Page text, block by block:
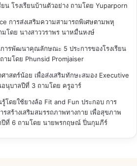
น โรงเรียนบ้านตัวอย่าง ถามโดย Yuparporn
การส่งเสริมความสามารถพิเศษตามพหุ
มโดย นางสาววราพร นาหมื่นหงษ์
ารพัฒนาคุณลักษณะ 5 ประการของโรงเรียน
ถามโดย Phunsid Promjaiser
าสตร์น้อย เพื่อส่งเสริมทักษะสมอง Executive
อนุบาลปีที่ 3 ถามโดย ครูอาร์
โดยใช้ยางล้อ Fit and Fun ประกอบ การ
รสร้างเสริมสมรรถภาพทางกาย เพื่อสุขภาพ
ปีที่ 6 ถามโดย นายพรกฤษณ์ ปิ่นกุมภีร์